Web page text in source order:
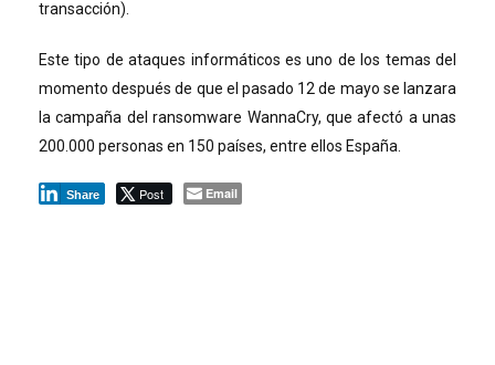
transacción).
Este tipo de ataques informáticos es uno de los temas del
momento después de que el pasado 12 de mayo se lanzara
la campaña del ransomware WannaCry, que afectó a unas
200.000 personas en 150 países, entre ellos España.
Share Post Email